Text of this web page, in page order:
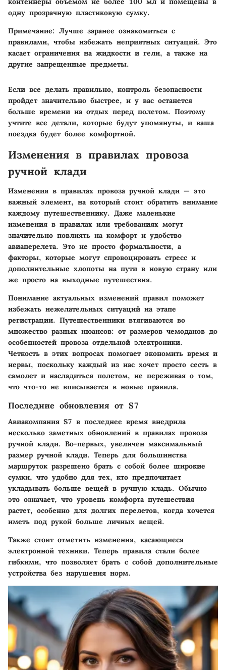
одну прозрачную пластиковую сумку.
Примечание: Лучше заранее ознакомиться с
правилами, чтобы избежать неприятных ситуаций. Это
касает ограничения на жидкости и гели, а также на
другие запрещенные предметы.
Если все делать правильно, контроль безопасности
пройдет значительно быстрее, и у вас останется
больше времени на отдых перед полетом. Поэтому
учтите все детали, которые будут упомянуты, и ваша
поездка будет более комфортной.
Изменения в правилах провоза
ручной клади
Изменения в правилах провоза ручной клади — это
важный элемент, на который стоит обратить внимание
каждому путешественнику. Даже маленькие
изменения в правилах или требованиях могут
значительно повлиять на комфорт и удобство
авиаперелета. Это не просто формальности, а
факторы, которые могут спровоцировать стресс и
дополнительные хлопоты на пути в новую страну или
же просто на выходные путешествия.
Понимание актуальных изменений правил поможет
избежать нежелательных ситуаций на этапе
регистрации. Путешественники втягиваются во
множество разных нюансов: от размеров чемоданов до
особенностей провоза отдельной электроники.
Четкость в этих вопросах помогает экономить время и
нервы, поскольку каждый из нас хочет просто сесть в
самолет и насладиться полетом, не переживая о том,
что что-то не вписывается в новые правила.
Последние обновления от S7
Авиакомпания S7 в последнее время внедрила
несколько заметных обновлений в правилах провоза
ручной клади. Во-первых, увеличен максимальный
размер ручной клади. Теперь для большинства
маршруток разрешено брать с собой более широкие
сумки, что удобно для тех, кто предпочитает
укладывать больше вещей в ручную кладь. Обычно
это означает, что уровень комфорта путешествия
растет, особенно для долгих перелетов, когда хочется
иметь под рукой больше личных вещей.
Также стоит отметить изменения, касающиеся
электронной техники. Теперь правила стали более
гибкими, что позволяет брать с собой дополнительные
устройства без нарушения норм.